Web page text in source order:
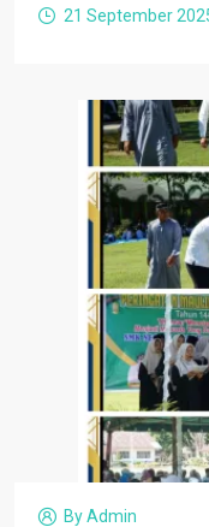
21 September
ByAdmin